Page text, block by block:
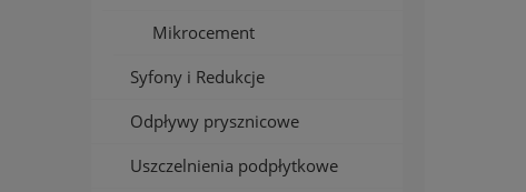
Mikrocement
Syfony i Redukcje
Odpływy prysznicowe
Uszczelnienia podpłytkowe